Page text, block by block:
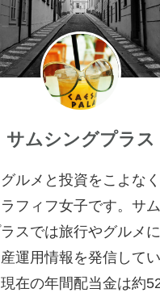
サムシングプラス
ルメと投資をこよな
フィフ女子です。サ
スでは旅行やグルメ
運用情報を発信して
在の年間配当金は約